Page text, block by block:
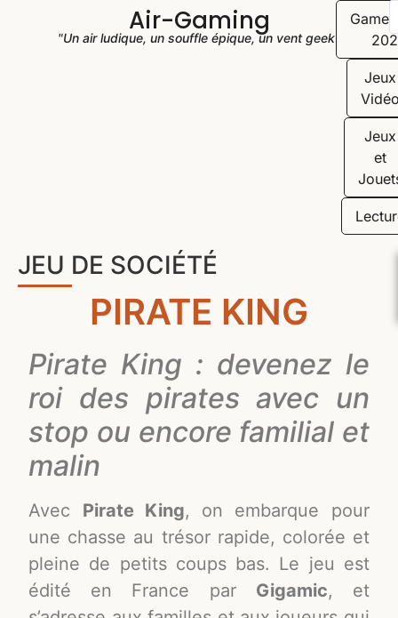
Air-Gaming
"Un air ludique, un souffle épique, un vent geek"
Jeux
Jeux
et
JEU DE SOCIÉTÉ
PIRATE KING
Pirate King : devenez le
roi des pirates avec un
stop ou encore familial et
malin
Avec Pirate King, on embarque pour
une chasse au trésor rapide, colorée et
pleine de petits coups bas. Le jeu est
édité en France par Gigamic, et